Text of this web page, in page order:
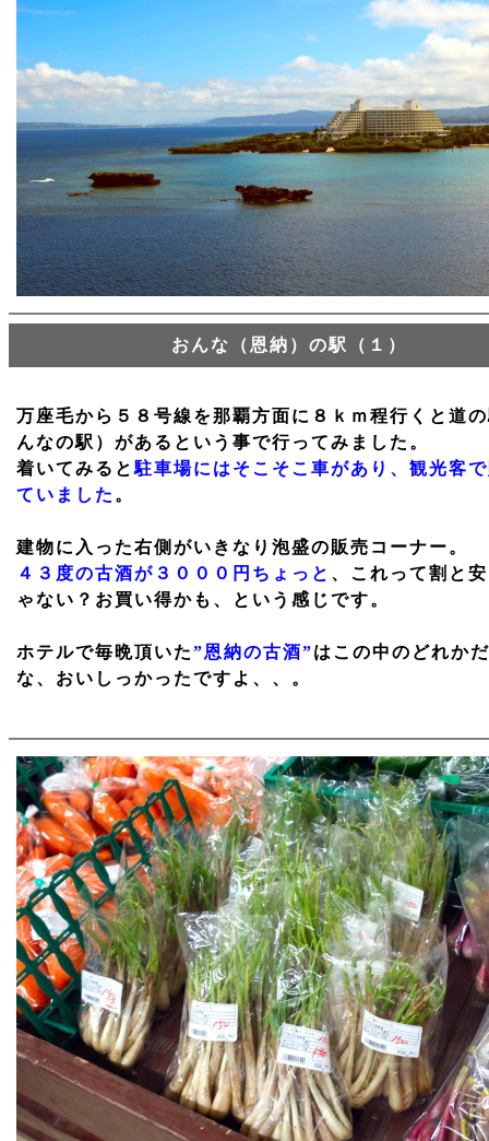
おんな（恩納）の駅（１）
万座毛から５８号線を那覇方面に８ｋｍ程行くと道
んなの駅）があるという事で行ってみました。
着いてみると 駐車場にはそこそこ車があり、観光客
ていました 。
建物に入った右側がいきなり泡盛の販売コーナー。
４３度の古酒が３０００円ちょっと 、これって割と
ゃない？お買い得かも、という感じです。
ホテルで毎晩頂いた”恩納の古酒”はこの中のどれか
な、おいしっかったですよ、、。